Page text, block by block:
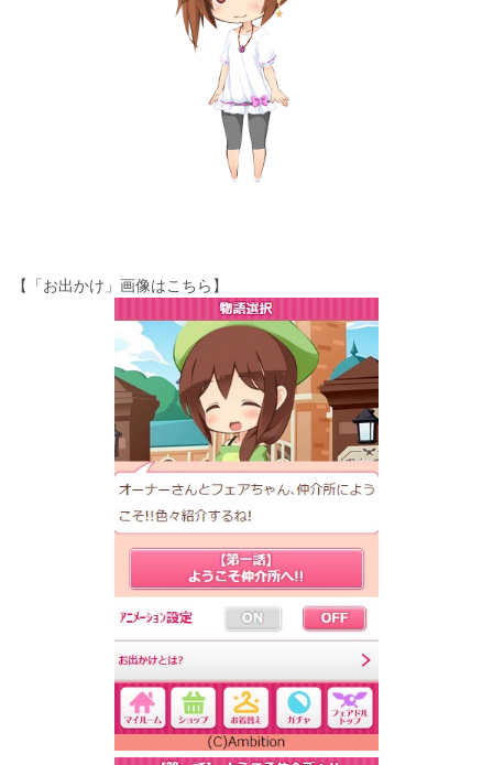
【「お出かけ」画像はこちら】